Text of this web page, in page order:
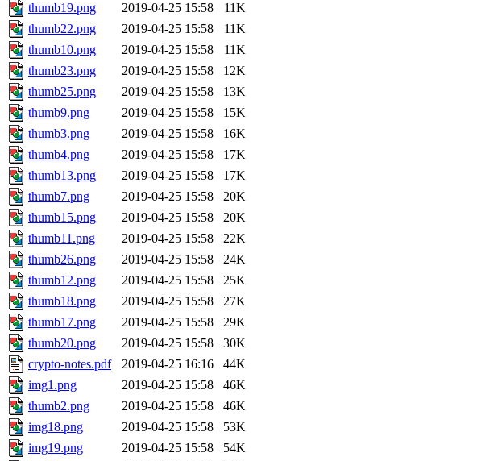
thumb19.png
2019-04-25 15:58
11K
thumb22.png
2019-04-25 15:58
11K
thumb10.png
2019-04-25 15:58
11K
thumb23.png
2019-04-25 15:58
12K
thumb25.png
2019-04-25 15:58
13K
thumb9.png
2019-04-25 15:58
15K
thumb3.png
2019-04-25 15:58
16K
thumb4.png
2019-04-25 15:58
17K
thumb13.png
2019-04-25 15:58
17K
thumb7.png
2019-04-25 15:58
20K
thumb15.png
2019-04-25 15:58
20K
thumb11.png
2019-04-25 15:58
22K
thumb26.png
2019-04-25 15:58
24K
thumb12.png
2019-04-25 15:58
25K
thumb18.png
2019-04-25 15:58
27K
thumb17.png
2019-04-25 15:58
29K
thumb20.png
2019-04-25 15:58
30K
crypto-notes.pdf
2019-04-25 16:16
44K
img1.png
2019-04-25 15:58
46K
thumb2.png
2019-04-25 15:58
46K
img18.png
2019-04-25 15:58
53K
img19.png
2019-04-25 15:58
54K